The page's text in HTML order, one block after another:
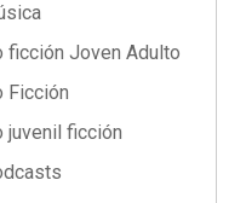
ficción Joven Adulto
Ficción
juvenil ficción